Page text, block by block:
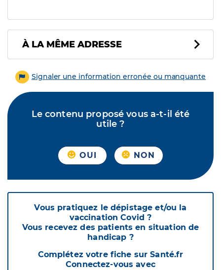
À LA MÊME ADRESSE
Signaler une information erronée ou manquante
Le contenu proposé vous a-t-il été
utile ?
OUI NON
Vous pratiquez le dépistage et/ou la
vaccination Covid ?
Vous recevez des patients en situation de
handicap ?
Complétez votre fiche sur Santé.fr
Connectez-vous avec